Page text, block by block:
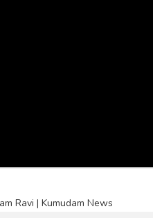
Ravi | Kumudam News